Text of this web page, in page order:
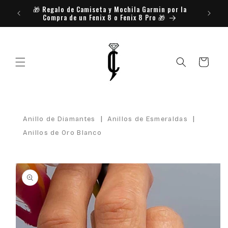
directamente
al contenido
🎁​ Regalo de Camiseta y Mochila Garmin por la
Compra de un Fenix 8 o Fenix 8 Pro 🎁​
Carrito
Anillo de Diamantes | Anillos de Esmeraldas |
Anillos de Oro Blanco
directamente
a la
información
del producto
Reserva